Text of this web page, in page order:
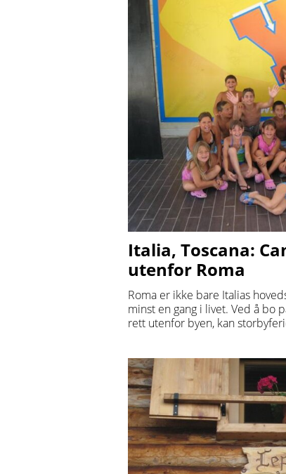
Italia, Toscana:
utenfor Roma
Roma er ikke bare Italias
minst en gang i livet. Ved å bo
rett utenfor byen, kan